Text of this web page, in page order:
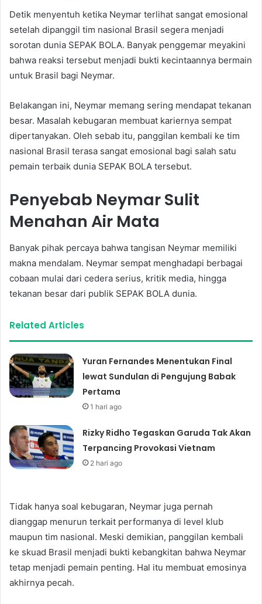
Detik menyentuh ketika Neymar terlihat sangat emosional
setelah dipanggil tim nasional Brasil segera menjadi
sorotan dunia SEPAK BOLA. Banyak penggemar meyakini
bahwa reaksi tersebut menjadi bukti kecintaannya bermain
untuk Brasil bagi Neymar.
Belakangan ini, Neymar memang sering mendapat tekanan
besar. Masalah kebugaran membuat kariernya sempat
dipertanyakan. Oleh sebab itu, panggilan kembali ke tim
nasional Brasil terasa sangat emosional bagi salah satu
pemain terbaik dunia SEPAK BOLA tersebut.
Penyebab Neymar Sulit
Menahan Air Mata
Banyak pihak percaya bahwa tangisan Neymar memiliki
makna mendalam. Neymar sempat menghadapi berbagai
cobaan mulai dari cedera serius, kritik media, hingga
tekanan besar dari publik SEPAK BOLA dunia.
Related Articles
Yuran Fernandes Menentukan Final
lewat Sundulan di Pengujung Babak
Pertama
1 hari ago
Rizky Ridho Tegaskan Garuda Tak Akan
Terpancing Provokasi Vietnam
2 hari ago
Tidak hanya soal kebugaran, Neymar juga pernah
dianggap menurun terkait performanya di level klub
maupun tim nasional. Meski demikian, panggilan kembali
ke skuad Brasil menjadi bukti kebangkitan bahwa Neymar
tetap menjadi pemain penting. Hal itu membuat emosinya
akhirnya pecah.